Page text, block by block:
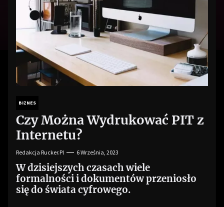
BIZNES
Czy Można Wydrukować PIT z
Internetu?
Redakcja Rucker.pl 6 Września, 2023
W dzisiejszych czasach wiele
formalności i dokumentów przeniosło
się do świata cyfrowego.